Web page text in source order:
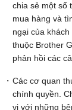
chia sẻ một số
mua hàng và
ngại của
thuộc Brother
phản hồi các
Các cơ quan
chính quyền.
vị với những